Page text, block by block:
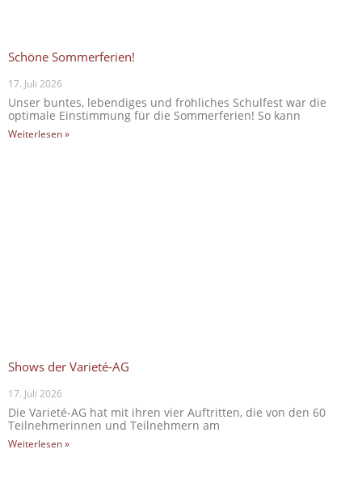
Schöne Sommerferien!
17. Juli 2026
Unser buntes, lebendiges und fröhliches Schulfest war die
optimale Einstimmung für die Sommerferien! So kann
Weiterlesen »
Shows der Varieté-AG
17. Juli 2026
Die Varieté-AG hat mit ihren vier Auftritten, die von den 60
Teilnehmerinnen und Teilnehmern am
Weiterlesen »